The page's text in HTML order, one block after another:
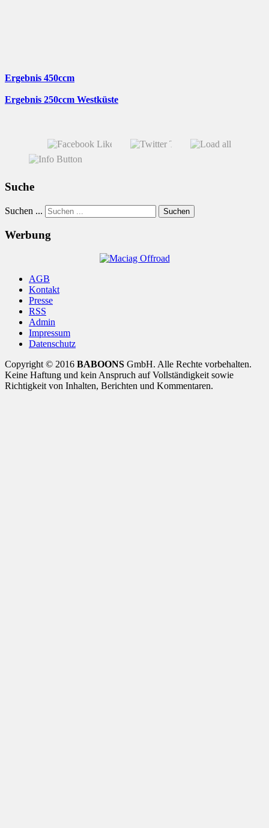
Ergebnis 450ccm
Ergebnis 250ccm Westküste
Suche
Suchen ... Suchen
Werbung
AGB
Kontakt
Presse
RSS
Admin
Impressum
Datenschutz
Copyright © 2016 BABOONS GmbH. Alle Rechte vorbehalten.
Keine Haftung und kein Anspruch auf Vollständigkeit sowie
Richtigkeit von Inhalten, Berichten und Kommentaren.